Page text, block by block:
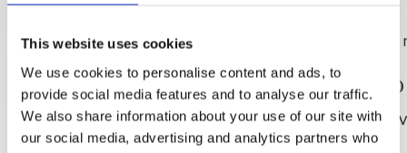
This website uses cookies
We use cookies to personalise content and ads, to
provide social media features and to analyse our traffic.
We also share information about your use of our site with
our social media, advertising and analytics partners who
Jutarnja rekreacija -
besplatno
PROČITAJ VIŠE
🎥
PROČITAJ